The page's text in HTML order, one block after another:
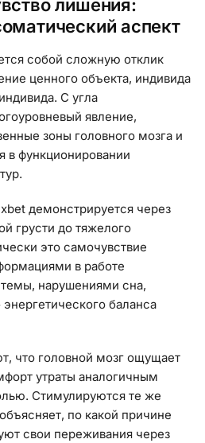
лишения:
аспект
собой сложную отклик
ценного объекта, индивида
С угла
явление,
зоны головного мозга и
функционировании
демонстрируется через
грусти до тяжелого
это самочувствие
в работе
нарушениями сна,
баланса
что головной мозг ощущает
утраты аналогичным
Стимулируются те же
по какой причине
свои переживания через